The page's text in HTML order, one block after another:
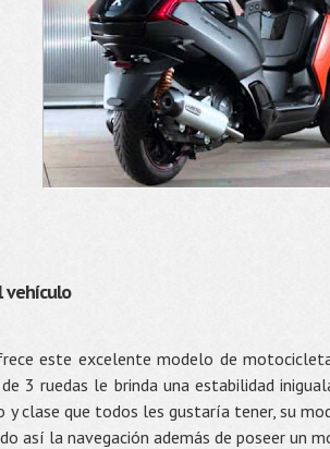
vehículo
este excelente modelo de
3 ruedas le brinda una estabilidad
y clase que todos les gustaría tener, su
así la navegación además de poseer un